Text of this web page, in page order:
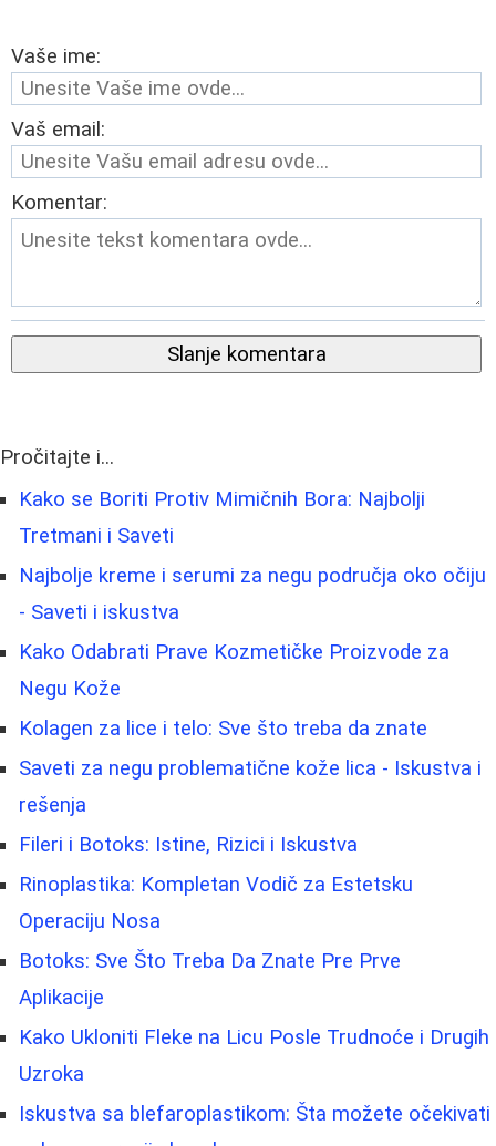
Vaše ime:
Vaš email:
Komentar:
Slanje komentara
Pročitajte i...
Kako se Boriti Protiv Mimičnih Bora: Najbolji
Tretmani i Saveti
Najbolje kreme i serumi za negu područja oko očiju
- Saveti i iskustva
Kako Odabrati Prave Kozmetičke Proizvode za
Negu Kože
Kolagen za lice i telo: Sve što treba da znate
Saveti za negu problematične kože lica - Iskustva i
rešenja
Fileri i Botoks: Istine, Rizici i Iskustva
Rinoplastika: Kompletan Vodič za Estetsku
Operaciju Nosa
Botoks: Sve Što Treba Da Znate Pre Prve
Aplikacije
Kako Ukloniti Fleke na Licu Posle Trudnoće i Drugih
Uzroka
Iskustva sa blefaroplastikom: Šta možete očekivati